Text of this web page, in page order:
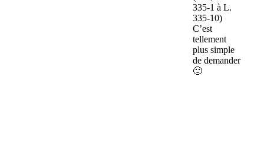
335-1 à L.
335-10)
C’est
tellement
plus simple
de demander
🙂